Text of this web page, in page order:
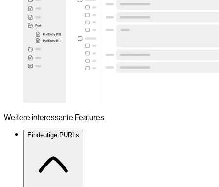
Weitere interessante Features
Eindeutige PURLs